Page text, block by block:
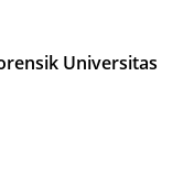
Universitas